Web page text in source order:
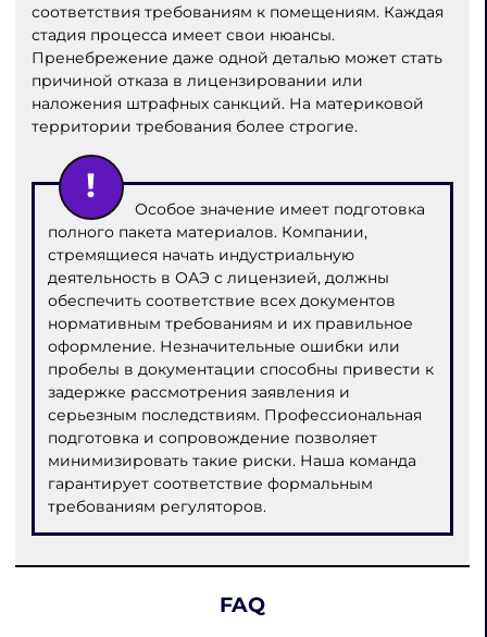
соответствия требованиям к помещениям. Каждая
стадия процесса имеет свои нюансы.
Пренебрежение даже одной деталью может стать
причиной отказа в лицензировании или
наложения штрафных санкций. На материковой
территории требования более строгие.
Особое значение имеет подготовка
полного пакета материалов. Компании,
стремящиеся начать индустриальную
деятельность в ОАЭ с лицензией, должны
обеспечить соответствие всех документов
нормативным требованиям и их правильное
оформление. Незначительные ошибки или
пробелы в документации способны привести к
задержке рассмотрения заявления и
серьезным последствиям. Профессиональная
подготовка и сопровождение позволяет
минимизировать такие риски. Наша команда
гарантирует соответствие формальным
требованиям регуляторов.
FAQ